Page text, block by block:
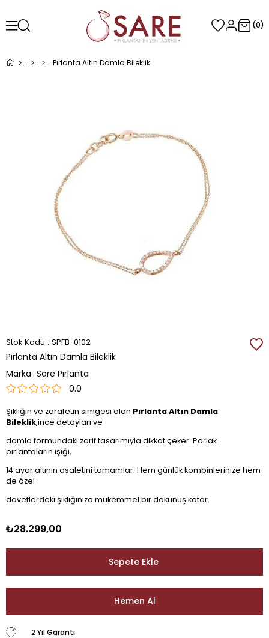
0
Pırlanta Altın Damla Bileklik
Stok Kodu SPFB-0102
Pırlanta Altın Damla Bileklik
Marka : Sare Pırlanta
0.0
Şıklığın ve zarafetin simgesi olan Pırlanta Altın Damla
Bileklik,ince detayları ve
damla formundaki zarif tasarımıyla dikkat çeker. Parlak
pırlantaların ışığı,
14 ayar altının asaletini tamamlar. Hem günlük kombinlerinize hem
de özel
davetlerdeki şıklığınıza mükemmel bir dokunuş katar.
₺28.299,00
2 Yıl Garanti